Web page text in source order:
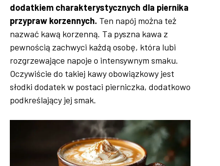
dodatkiem charakterystycznych dla piernika
przypraw korzennych. Ten napój można też
nazwać kawą korzenną. Ta pyszna kawa z
pewnością zachwyci każdą osobę, która lubi
rozgrzewające napoje o intensywnym smaku.
Oczywiście do takiej kawy obowiązkowy jest
słodki dodatek w postaci pierniczka, dodatkowo
podkreślający jej smak.